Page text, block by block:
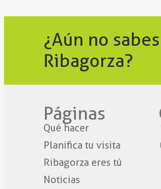
¿Aún no
Ribagorza?
Páginas
Qué hacer
Planifica tu visita
Ribagorza eres tú
Noticias